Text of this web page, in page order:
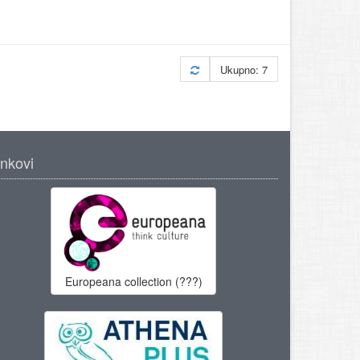
Ukupno: 7
Europeana collection (???)